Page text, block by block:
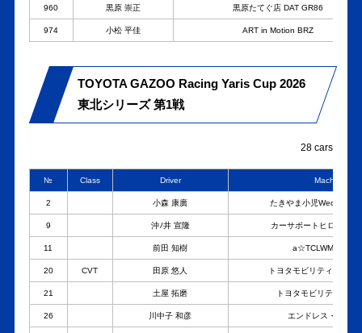
960 黒原 崇正 黒原たてぐ店 DAT GR86
974 小松 平佳 ART in Motion BRZ
TOYOTA GAZOO Racing Yaris Cup 2026
東北シリーズ 第1戦
28 cars
№ Class Driver Machine
2 小森 康廣 たきやま小児Wedsワコ
9 沖ﾉ井 宣隆 カーサポートヒロML制
11 前田 知樹
20 CVT 田原 悠人 トヨタモビリティ神奈川
21 土屋 拓磨 トヨタモビリティ神奈
26 川中子 和彦 エンドレス・TP・